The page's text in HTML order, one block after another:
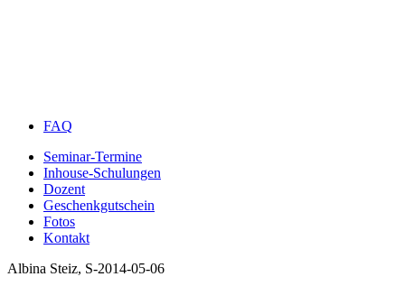
FAQ
Seminar-Termine
Inhouse-Schulungen
Dozent
Geschenkgutschein
Fotos
Kontakt
Albina Steiz, S-2014-05-06